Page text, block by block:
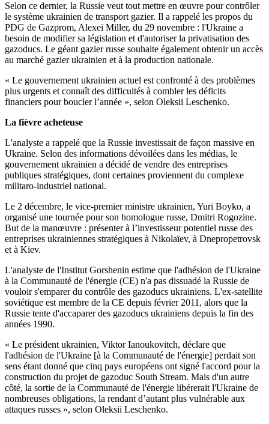
Selon ce dernier, la Russie veut tout mettre en œuvre pour contrôler
le système ukrainien de transport gazier. Il a rappelé les propos du
PDG de Gazprom, Alexeï Miller, du 29 novembre : l'Ukraine a
besoin de modifier sa législation et d'autoriser la privatisation des
gazoducs. Le géant gazier russe souhaite également obtenir un accès
au marché gazier ukrainien et à la production nationale.
« Le gouvernement ukrainien actuel est confronté à des problèmes
plus urgents et connaît des difficultés à combler les déficits
financiers pour boucler l’année », selon Oleksii Leschenko.
La fièvre acheteuse
L'analyste a rappelé que la Russie investissait de façon massive en
Ukraine. Selon des informations dévoilées dans les médias, le
gouvernement ukrainien a décidé de vendre des entreprises
publiques stratégiques, dont certaines proviennent du complexe
militaro-industriel national.
Le 2 décembre, le vice-premier ministre ukrainien, Yuri Boyko, a
organisé une tournée pour son homologue russe, Dmitri Rogozine.
But de la manœuvre : présenter à l’investisseur potentiel russe des
entreprises ukrainiennes stratégiques à Nikolaïev, à Dnepropetrovsk
et à Kiev.
L'analyste de l'Institut Gorshenin estime que l'adhésion de l'Ukraine
à la Communauté de l'énergie (CE) n'a pas dissuadé la Russie de
vouloir s'emparer du contrôle des gazoducs ukrainiens. L'ex-satellite
soviétique est membre de la CE depuis février 2011, alors que la
Russie tente d'accaparer des gazoducs ukrainiens depuis la fin des
années 1990.
« Le président ukrainien, Viktor Ianoukovitch, déclare que
l'adhésion de l'Ukraine [à la Communauté de l'énergie] perdait son
sens étant donné que cinq pays européens ont signé l'accord pour la
construction du projet de gazoduc South Stream. Mais d'un autre
côté, la sortie de la Communauté de l'énergie libérerait l'Ukraine de
nombreuses obligations, la rendant d’autant plus vulnérable aux
attaques russes », selon Oleksii Leschenko.